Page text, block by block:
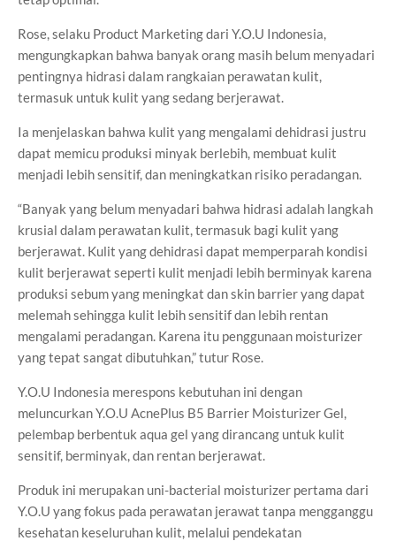
Rose, selaku Product Marketing dari Y.O.U Indonesia,
mengungkapkan bahwa banyak orang masih belum menyadari
pentingnya hidrasi dalam rangkaian perawatan kulit,
termasuk untuk kulit yang sedang berjerawat.
Ia menjelaskan bahwa kulit yang mengalami dehidrasi justru
dapat memicu produksi minyak berlebih, membuat kulit
menjadi lebih sensitif, dan meningkatkan risiko peradangan.
“Banyak yang belum menyadari bahwa hidrasi adalah langkah
krusial dalam perawatan kulit, termasuk bagi kulit yang
berjerawat. Kulit yang dehidrasi dapat memperparah kondisi
kulit berjerawat seperti kulit menjadi lebih berminyak karena
produksi sebum yang meningkat dan skin barrier yang dapat
melemah sehingga kulit lebih sensitif dan lebih rentan
mengalami peradangan. Karena itu penggunaan moisturizer
yang tepat sangat dibutuhkan,” tutur Rose.
Y.O.U Indonesia merespons kebutuhan ini dengan
meluncurkan Y.O.U AcnePlus B5 Barrier Moisturizer Gel,
pelembap berbentuk aqua gel yang dirancang untuk kulit
sensitif, berminyak, dan rentan berjerawat.
Produk ini merupakan uni-bacterial moisturizer pertama dari
Y.O.U yang fokus pada perawatan jerawat tanpa mengganggu
kesehatan keseluruhan kulit, melalui pendekatan